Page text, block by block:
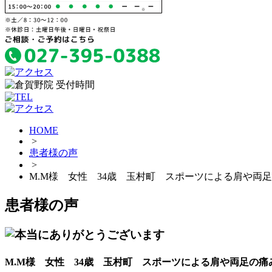
HOME
>
患者様の声
>
M.M様 女性 34歳 玉村町 スポーツによる肩や両足
患者様の声
M.M様 女性 34歳 玉村町 スポーツによる肩や両足の痛